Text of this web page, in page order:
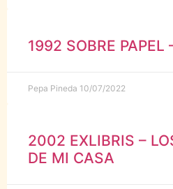
1992 SOBRE PAPEL
Pepa Pineda 10/07/2022
2002 EXLIBRIS –
DE MI CASA